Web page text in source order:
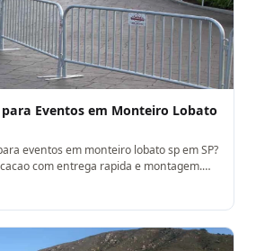
Eventos em Monteiro Lobato
eventos em monteiro lobato sp em SP?
com entrega rapida e montagem.